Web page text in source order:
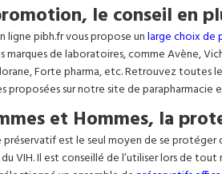
le conseil en
ligne pibh.fr vous propose unlarge choix de
marques de laboratoires, comme Avène,
Forte pharma, etc. Retrouvez toutes
proposées sur notre site de parapharmacie
et Hommes, la
préservatif est le seul moyen de se protéger
VIH. Il est conseillé de l’utiliser lors de